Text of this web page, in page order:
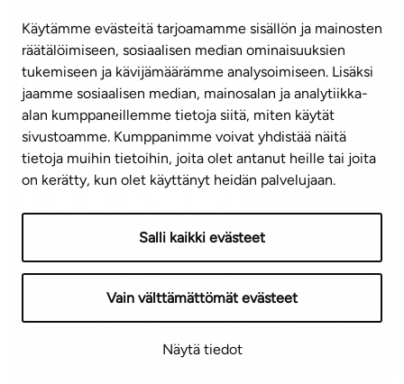
Käytämme evästeitä tarjoamamme sisällön ja mainosten
räätälöimiseen, sosiaalisen median ominaisuuksien
tukemiseen ja kävijämäärämme analysoimiseen. Lisäksi
jaamme sosiaalisen median, mainosalan ja analytiikka-
alan kumppaneillemme tietoja siitä, miten käytät
sivustoamme. Kumppanimme voivat yhdistää näitä
tietoja muihin tietoihin, joita olet antanut heille tai joita
on kerätty, kun olet käyttänyt heidän palvelujaan.
Salli kaikki evästeet
Vain välttämättömät evästeet
Näytä tiedot
(vardagar kl. 8–16)
info@ta.fi
Nyhetsbrev (på finska)